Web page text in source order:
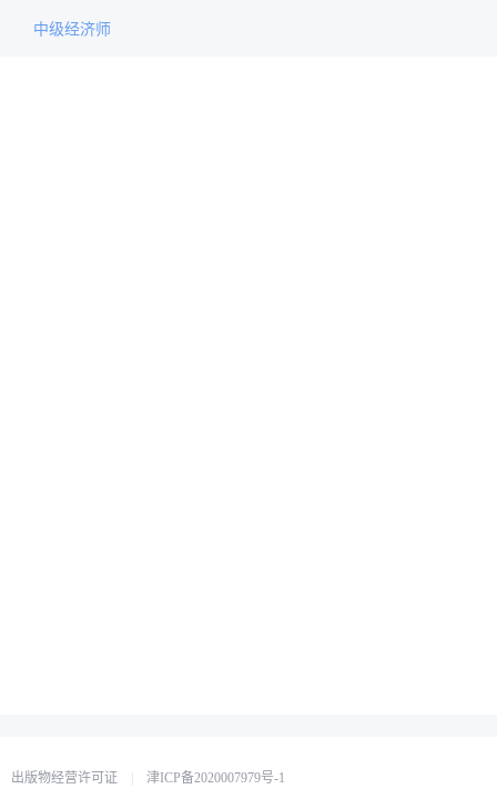
中级经济师
出版物经营许可证
津ICP备2020007979号-1